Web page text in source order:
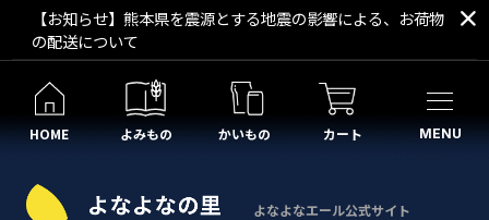
【お知らせ】熊本県を震源とする地震の影響による、お荷物
の配送について
HOME よみもの かいもの カート MENU
よなよなエール公式サイト